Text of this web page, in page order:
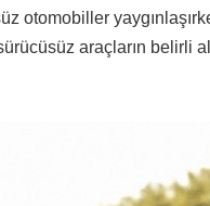
otomobiller
araçların